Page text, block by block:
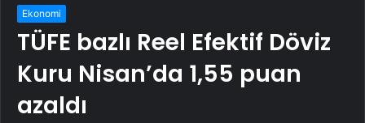
Ekonomi
TÜFE bazlı Reel Efektif Döviz
Kuru Nisan’da 1,55 puan
azaldı